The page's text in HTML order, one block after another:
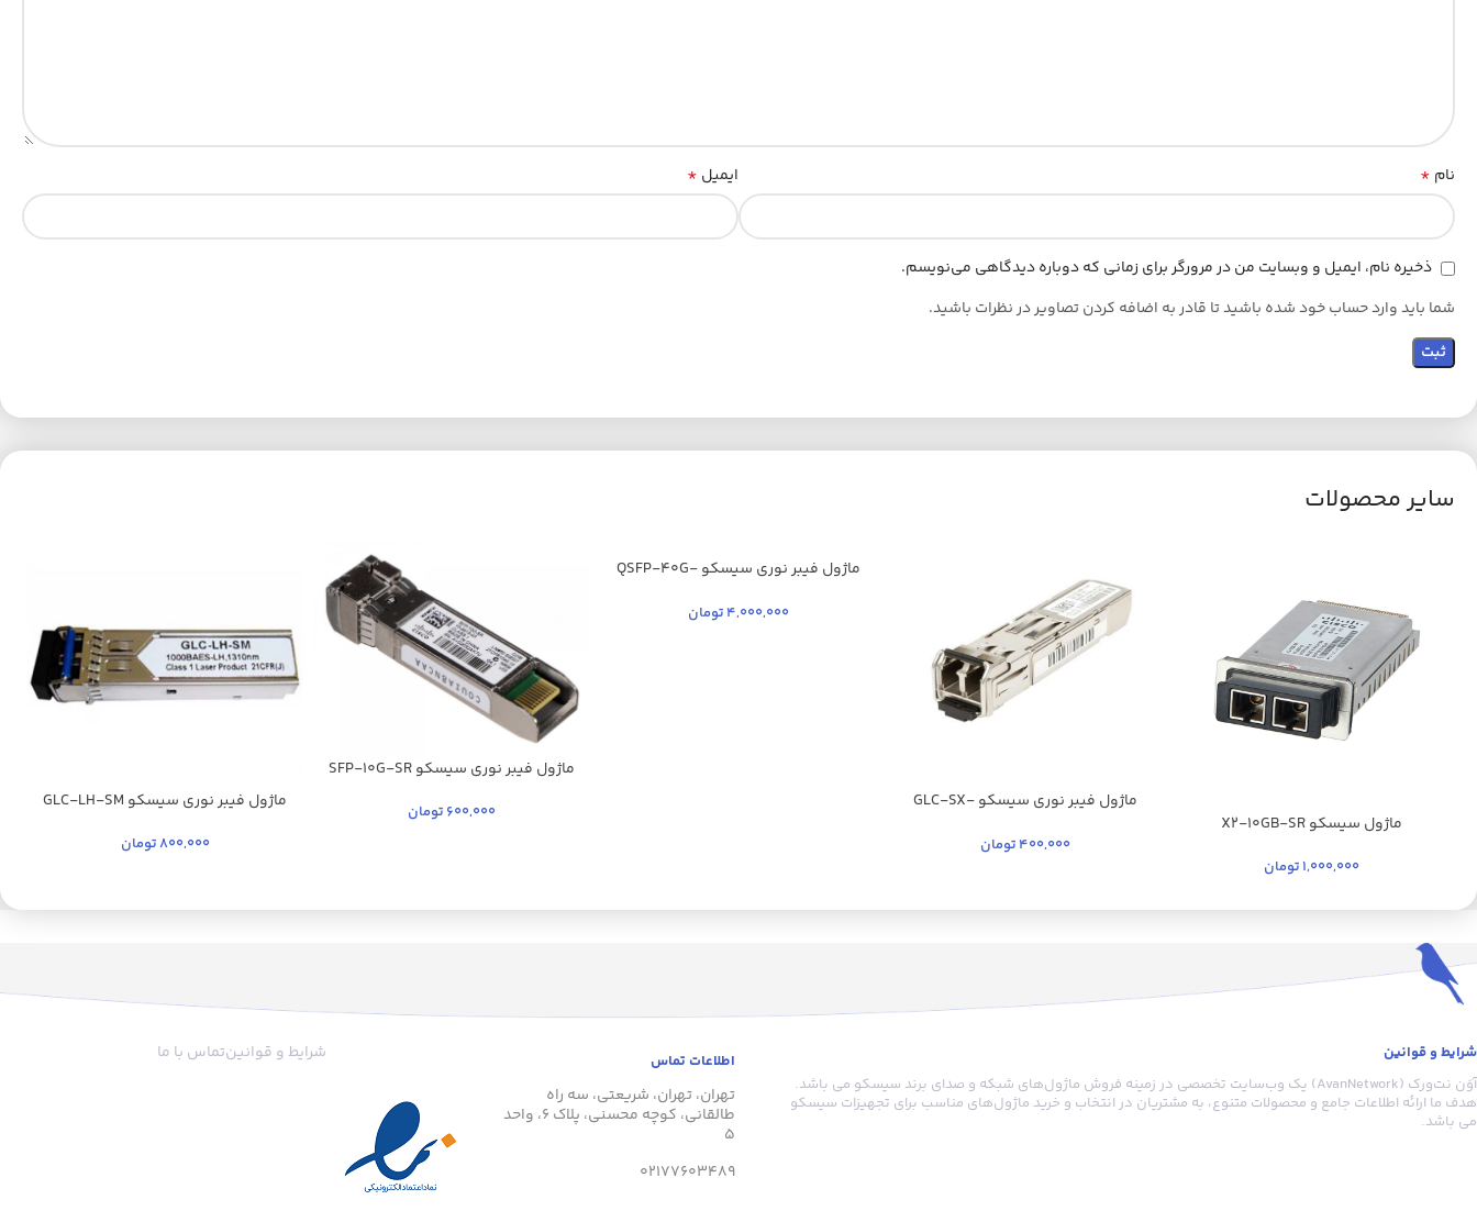
نام * ایمیل *
ذخیره نام، ایمیل و وبسایت من در مرورگر برای زمانی که دوباره دیدگاهی می‌نویسم.
شما باید وارد حساب خود شده باشید تا قادر به اضافه کردن تصاویر در نظرات باشید.
سایر محصولات
ماژول سیسکو X2-10GB-SR
1,000,000تومان
ماژول فیبر نوری سیسکو GLC-SX-
400,000 تومان
ماژول فیبر نوری سیسکو QSFP-40G-
4,000,000 تومان
ماژول فیبر نوری سیسکو SFP-10G-SR
600,000 تومان ماژول فیبر نوری سیسکو GLC-LH-SM
800,000تومان
شرایط و قوانین
آوَن نت‌ورک (AvanNetwork) یک وب‌سایت تخصصی در زمینه فروش ماژول‌های شبکه و صدای برند سیسکو می باشد.
هدف ما ارائه اطلاعات جامع و محصولات متنوع، به مشتریان در انتخاب و خرید ماژول‌های مناسب برای تجهیزات سیسکو
می باشد.
اطلاعات تماس
تهران، تهران، شریعتی، سه راه
طالقانی، کوچه محسنی، پلاک 6، واحد
5
02177603489
شرایط و قوانینتماس با ما